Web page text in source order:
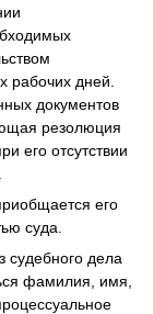
рабочих дней.
документов
резолюция
его отсутствии
его
суда.
судебного дела
фамилия, имя,